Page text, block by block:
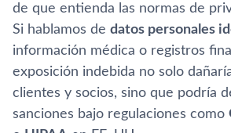
de que entienda las normas de
Si hablamos de datos personales
información médica o registros
exposición indebida no solo
clientes y socios, sino que podría
sanciones bajo regulaciones como